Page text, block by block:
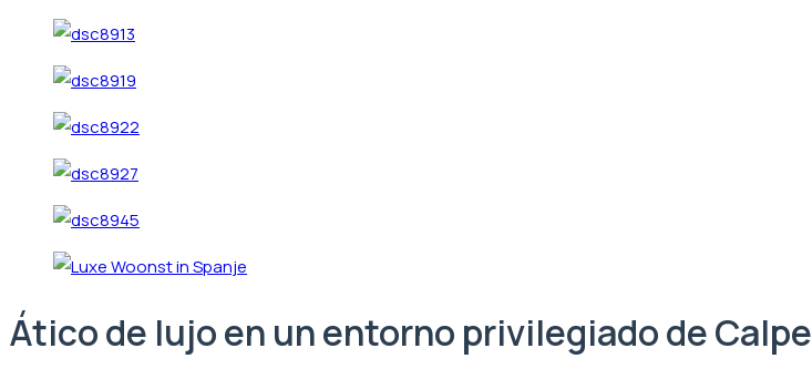
Ático de lujo en un entorno privilegiado de Calpe